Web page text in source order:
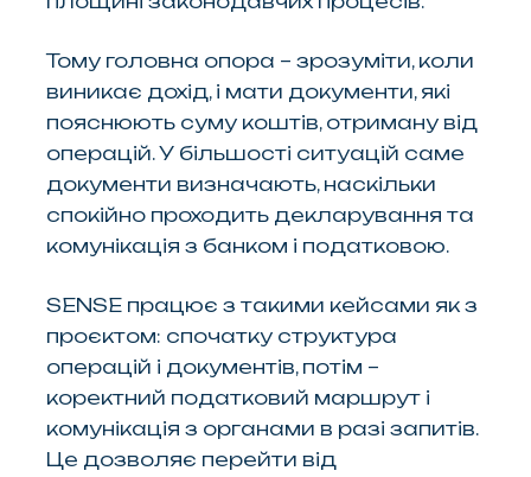
Тому головна опора – зрозуміти, коли
виникає дохід, і мати документи, які
пояснюють суму коштів, отриману від
операцій. У більшості ситуацій саме
документи визначають, наскільки
спокійно проходить декларування та
комунікація з банком і податковою.
SENSE працює з такими кейсами як з
проєктом: спочатку структура
операцій і документів, потім –
коректний податковий маршрут і
комунікація з органами в разі запитів.
Це дозволяє перейти від